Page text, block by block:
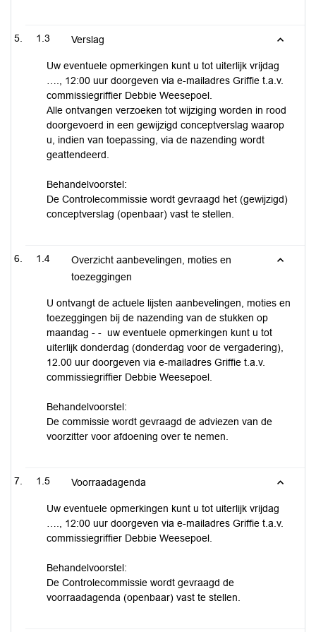
1.3 Verslag
Uw eventuele opmerkingen kunt u tot uiterlijk vrijdag
…., 12:00 uur doorgeven via e-mailadres Griffie t.a.v.
commissiegriffier Debbie Weesepoel.
Alle ontvangen verzoeken tot wijziging worden in rood
doorgevoerd in een gewijzigd conceptverslag waarop
u, indien van toepassing, via de nazending wordt
geattendeerd.
Behandelvoorstel:
De Controlecommissie wordt gevraagd het (gewijzigd)
conceptverslag (openbaar) vast te stellen.
1.4
Overzicht aanbevelingen, moties en
toezeggingen
U ontvangt de actuele lijsten aanbevelingen, moties en
toezeggingen bij de nazending van de stukken op
maandag - - uw eventuele opmerkingen kunt u tot
uiterlijk donderdag (donderdag voor de vergadering),
12.00 uur doorgeven via e-mailadres Griffie t.a.v.
commissiegriffier Debbie Weesepoel.
Behandelvoorstel:
De commissie wordt gevraagd de adviezen van de
voorzitter voor afdoening over te nemen.
1.5 Voorraadagenda
Uw eventuele opmerkingen kunt u tot uiterlijk vrijdag
…., 12:00 uur doorgeven via e-mailadres Griffie t.a.v.
commissiegriffier Debbie Weesepoel.
Behandelvoorstel:
De Controlecommissie wordt gevraagd de
voorraadagenda (openbaar) vast te stellen.